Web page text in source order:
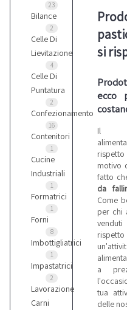
23
Bilance
2
Celle Di
Lievitazione
4
Celle Di
Puntatura
2
Confezionamento
16
Contenitori
1
Cucine
Industriali
1
Formatrici
1
Forni
8
Imbottigliatrici
1
Impastatrici
2
Lavorazione
Carni
si
ecco
Il
rispetto
motivo
fatto
da
Come
per chi
a
tua
delle